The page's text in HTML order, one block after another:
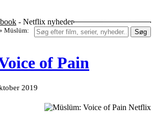
- Netflix nyheder
Søg
Müslüm:
of Pain
2019